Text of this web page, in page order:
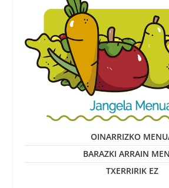
OINARRIZKO
BARAZKI ARRAIN
TXERRIRIK EZ